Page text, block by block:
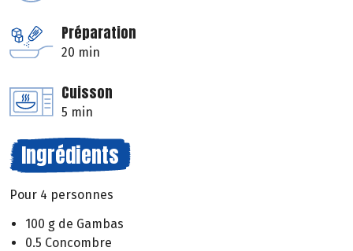
Préparation
20 min
Cuisson
5 min
Ingrédients
Pour 4 personnes
100 g de Gambas
0.5 Concombre